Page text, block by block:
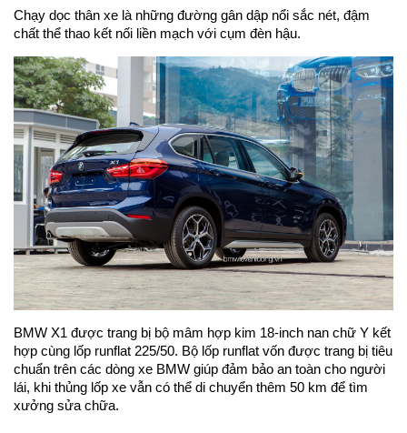
Chạy dọc thân xe là những đường gân dập nổi sắc nét, đậm
chất thể thao kết nối liền mạch với cụm đèn hậu.
BMW X1 được trang bị bộ mâm hợp kim 18-inch nan chữ Y kết
hợp cùng lốp runflat 225/50. Bộ lốp runflat vốn được trang bị tiêu
chuẩn trên các dòng xe BMW giúp đảm bảo an toàn cho người
lái, khi thủng lốp xe vẫn có thể di chuyển thêm 50 km để tìm
xưởng sửa chữa.